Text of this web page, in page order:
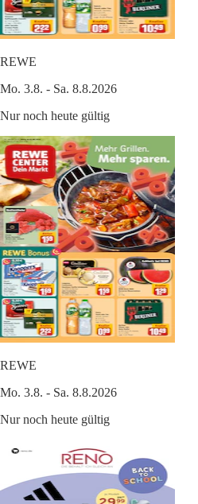
REWE
Mo. 3.8. - Sa. 8.8.2026
Nur noch heute gültig
REWE
Mo. 3.8. - Sa. 8.8.2026
Nur noch heute gültig